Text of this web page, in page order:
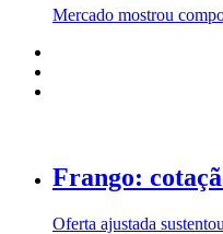
Mercado mostrou
Frango:
Oferta ajustada